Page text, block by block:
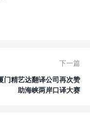
下一篇
门精艺达翻译公司再次赞
助海峡两岸口译大赛